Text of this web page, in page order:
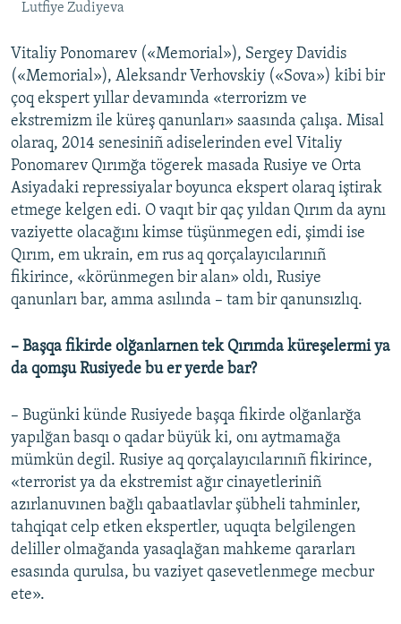
Lutfiye Zudiyeva
Vitaliy Ponomarev («Memorial»), Sergey Davidis
(«Memorial»), Aleksandr Verhovskiy («Sova») kibi bir
çoq ekspert yıllar devamında «terrorizm ve
ekstremizm ile küreş qanunları» saasında çalışa. Misal
olaraq, 2014 senesiniñ adiselerinden evel Vitaliy
Ponomarev Qırımğa tögerek masada Rusiye ve Orta
Asiyadaki repressiyalar boyunca ekspert olaraq iştirak
etmege kelgen edi. O vaqıt bir qaç yıldan Qırım da aynı
vaziyette olacağını kimse tüşünmegen edi, şimdi ise
Qırım, em ukrain, em rus aq qorçalayıcılarınıñ
fikirince, «körünmegen bir alan» oldı, Rusiye
qanunları bar, amma asılında – tam bir qanunsızlıq.
– Başqa fikirde olğanlarnen tek Qırımda küreşelermi ya
da qomşu Rusiyede bu er yerde bar?
– Bugünki künde Rusiyede başqa fikirde olğanlarğa
yapılğan basqı o qadar büyük ki, onı aytmamağa
mümkün degil. Rusiye aq qorçalayıcılarınıñ fikirince,
«terrorist ya da ekstremist ağır cinayetleriniñ
azırlanuvınen bağlı qabaatlavlar şübheli tahminler,
tahqiqat celp etken ekspertler, uquqta belgilengen
deliller olmağanda yasaqlağan mahkeme qararları
esasında qurulsa, bu vaziyet qasevetlenmege mecbur
ete».